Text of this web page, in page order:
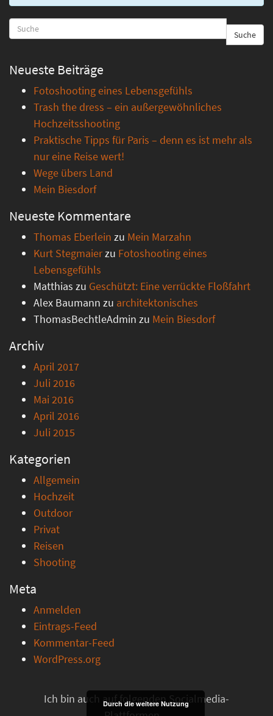
Suche
Neueste Beiträge
Fotoshooting eines Lebensgefühls
Trash the dress – ein außergewöhnliches
Hochzeitsshooting
Praktische Tipps für Paris – denn es ist mehr als
nur eine Reise wert!
Wege übers Land
Mein Biesdorf
Neueste Kommentare
Thomas Eberlein zu Mein Marzahn
Kurt Stegmaierzu Fotoshooting eines
Lebensgefühls
Matthias zu Geschützt: Eine verrückte Floßfahrt
Alex Baumann zu architektonisches
ThomasBechtleAdmin zu Mein Biesdorf
Archiv
April 2017
Juli 2016
Mai 2016
April 2016
Juli 2015
Kategorien
Allgemein
Hochzeit
Outdoor
Privat
Reisen
Shooting
Meta
Anmelden
Eintrags-Feed
Kommentar-Feed
WordPress.org
Ich bin auch auf folgenden Socialmedia-
Durch die weitere Nutzung